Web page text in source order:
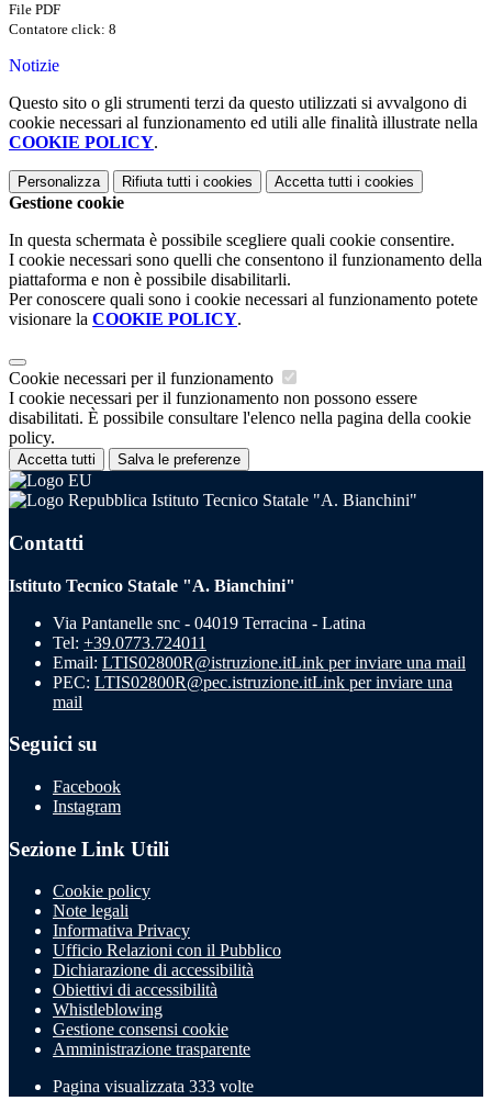
File PDF
Contatore click: 8
Notizie
Questo sito o gli strumenti terzi da questo utilizzati si avvalgono di
cookie necessari al funzionamento ed utili alle finalità illustrate nella
COOKIE POLICY.
Personalizza Rifiuta tutti i cookies Accetta tutti i cookies
Gestione cookie
In questa schermata è possibile scegliere quali cookie consentire.
I cookie necessari sono quelli che consentono il funzionamento della
piattaforma e non è possibile disabilitarli.
Per conoscere quali sono i cookie necessari al funzionamento potete
visionare la COOKIE POLICY.
Cookie necessari per il funzionamento
I cookie necessari per il funzionamento non possono essere
disabilitati. È possibile consultare l'elenco nella pagina della cookie
policy.
Accetta tutti Salva le preferenze
Istituto Tecnico Statale "A. Bianchini"
Contatti
Istituto Tecnico Statale "A. Bianchini"
Via Pantanelle snc - 04019 Terracina - Latina
Tel: +39.0773.724011
Email: LTIS02800R@istruzione.itLink per inviare una mail
PEC: LTIS02800R@pec.istruzione.itLink per inviare una
mail
Seguici su
Facebook
Instagram
Sezione Link Utili
Cookie policy
Note legali
Informativa Privacy
Ufficio Relazioni con il Pubblico
Dichiarazione di accessibilità
Obiettivi di accessibilità
Whistleblowing
Gestione consensi cookie
Amministrazione trasparente
Pagina visualizzata 333 volte